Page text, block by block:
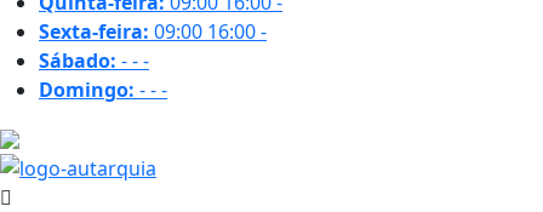
Sexta-feira: 09:00 16:00-
Sábado: ---
Domingo: ---